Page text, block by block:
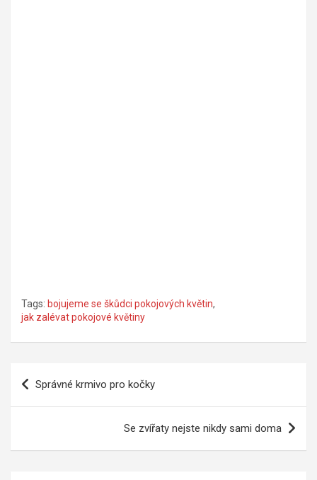
Tags: bojujeme se škůdci pokojových květin,
jak zalévat pokojové květiny
Navigace
pro
Správné krmivo pro kočky
Se zvířaty nejste nikdy sami doma